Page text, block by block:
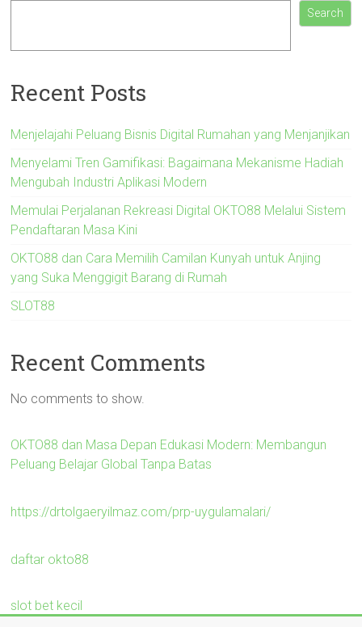
Search
Recent Posts
Menjelajahi Peluang Bisnis Digital Rumahan yang Menjanjikan
Menyelami Tren Gamifikasi: Bagaimana Mekanisme Hadiah
Mengubah Industri Aplikasi Modern
Memulai Perjalanan Rekreasi Digital OKTO88 Melalui Sistem
Pendaftaran Masa Kini
OKTO88 dan Cara Memilih Camilan Kunyah untuk Anjing
yang Suka Menggigit Barang di Rumah
SLOT88
Recent Comments
No comments to show.
OKTO88 dan Masa Depan Edukasi Modern: Membangun
Peluang Belajar Global Tanpa Batas
https://drtolgaeryilmaz.com/prp-uygulamalari/
daftar okto88
slot bet kecil